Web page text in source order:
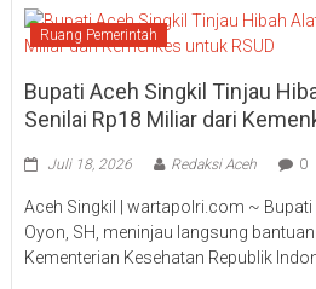
Ruang Pemerintah
Bupati Aceh Singkil Tinjau
Senilai Rp18 Miliar dari
Juli 18, 2026 Redaksi Aceh 0
Aceh Singkil | wartapolri.com ~ Bupati
Oyon, SH, meninjau langsung
Kementerian Kesehatan Republik